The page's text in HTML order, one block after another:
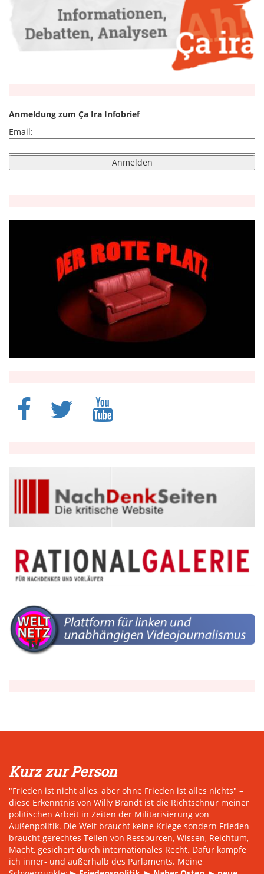
Anmeldung zum Ça Ira Infobrief
Email:
Kurz zur Person
"Frieden ist nicht alles, aber ohne Frieden ist alles nichts" –
diese Erkenntnis von Willy Brandt ist die Richtschnur meiner
politischen Arbeit in Zeiten der Militarisierung von
Außenpolitik. Die Welt braucht keine Kriege sondern Frieden
braucht gerechtes Teilen von Ressourcen, Wissen, Reichtum,
Macht, gesichert durch internationales Recht. Dafür kämpfe
ich inner- und außerhalb des Parlaments. Meine